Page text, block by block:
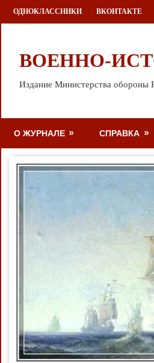
Перейти
к
ОДНОКЛАССНИКИ ВКОНТАКТЕ
ВОЕННО-
Издание Министерства обороны
О ЖУРНАЛЕ СПРАВКА